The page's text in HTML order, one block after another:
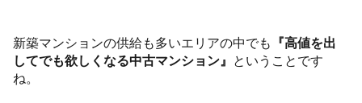
新築マンションの供給も多いエリアの中でも
『高値を出
してでも欲しくなる中古マンション』 ということです
ね。